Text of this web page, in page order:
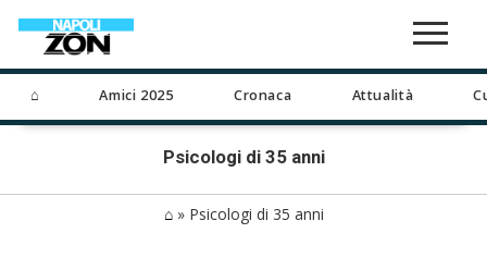
⌂ Amici 2025 Cronaca Attualità
Psicologi di 35 anni
⌂» Psicologi di 35 anni